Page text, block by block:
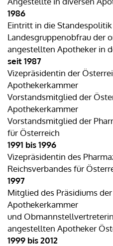
1986
Eintritt in die
Landesgruppenobfrau der
angestellten Apotheker in
seit 1987
Vizepräsidentin der
Apothekerkammer
Vorstandsmitglied der
Apothekerkammer
Vorstandsmitglied der
für Österreich
1991 bis 1996
Vizepräsidentin des
Reichsverbandes für
1997
Mitglied des Präsidiums
Apothekerkammer
und
angestellten Apotheker
1999 bis 2012